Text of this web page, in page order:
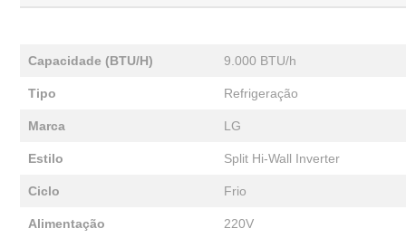
Capacidade (BTU/H) 9.000 BTU/h
Tipo Refrigeração
Marca LG
Estilo Split Hi-Wall Inverter
Ciclo Frio
Alimentação 220V